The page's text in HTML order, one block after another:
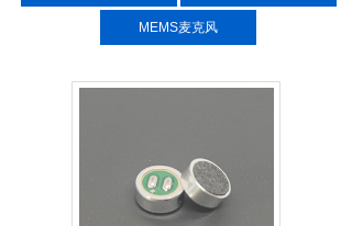
MEMS麦克风